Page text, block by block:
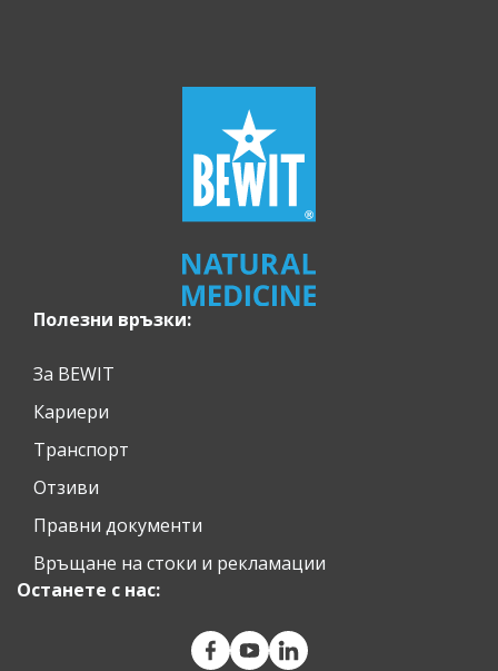
Полезни връзки:
За BEWIT
Кариери
Транспорт
Отзиви
Правни документи
Връщане на стоки и рекламации
Останете с нас: